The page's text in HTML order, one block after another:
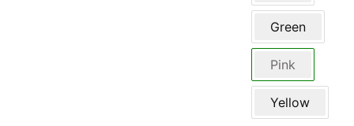
Green
Pink
Yellow